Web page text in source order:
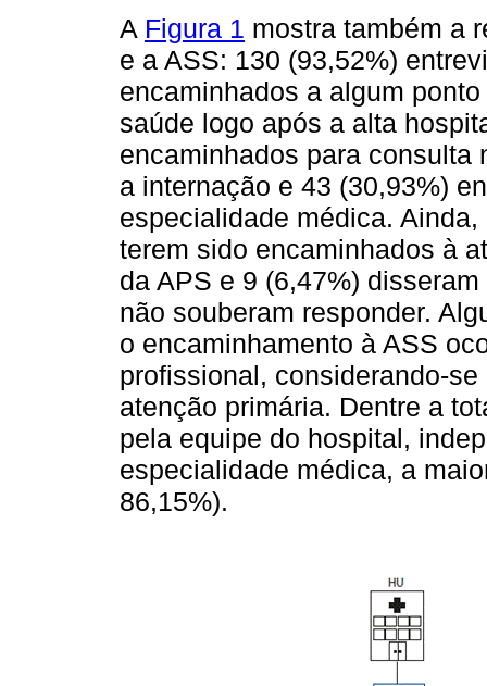
A Figura 1 mostra também a
e a ASS: 130 (93,52%)
encaminhados a algum
saúde logo após a alta
encaminhados para consulta
a internação e 43 (30,93%)
especialidade médica.
terem sido encaminhados à
da APS e 9 (6,47%)
não souberam responder.
o encaminhamento à ASS
profissional, considerando-
atenção primária. Dentre a
pela equipe do hospital,
especialidade médica, a
86,15%).